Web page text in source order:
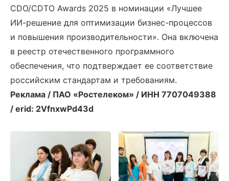
CDO/CDTO Awards 2025 в номинации «Лучшее
ИИ-решение для оптимизации бизнес-процессов
и повышения производительности». Она включена
в реестр отечественного программного
обеспечения, что подтверждает ее соответствие
российским стандартам и требованиям.
Реклама / ПАО «Ростелеком» / ИНН 7707049388
/ erid: 2VfnxwPd43d